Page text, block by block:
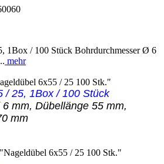
1Box / 100 Stück Bohrdurchmesser Ø 6
mehr
6x55 / 25 100 Stk."
/ 25, 1Box / 100 Stück
mm, Dübellänge 55 mm,
mm
6x55 / 25 100 Stk."